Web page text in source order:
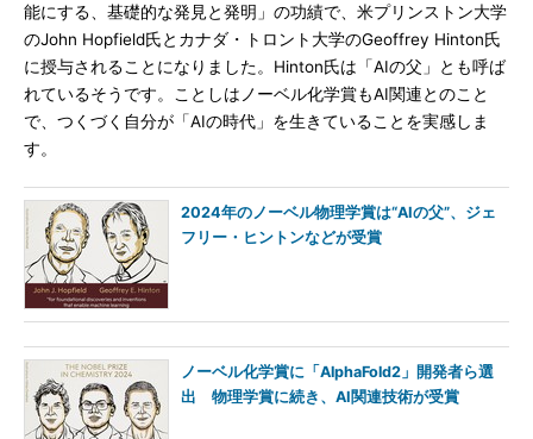
能にする、基礎的な発見と発明」の功績で、米プリンストン大学
のJohn Hopfield氏とカナダ・トロント大学のGeoffrey Hinton氏
に授与されることになりました。Hinton氏は「AIの父」とも呼ば
れているそうです。ことしはノーベル化学賞もAI関連とのこと
で、つくづく自分が「AIの時代」を生きていることを実感しま
す。
2024年のノーベル物理学賞は“AIの父”、ジェ
フリー・ヒントンなどが受賞
ノーベル化学賞に「AlphaFold2」開発者ら選
出 物理学賞に続き、AI関連技術が受賞